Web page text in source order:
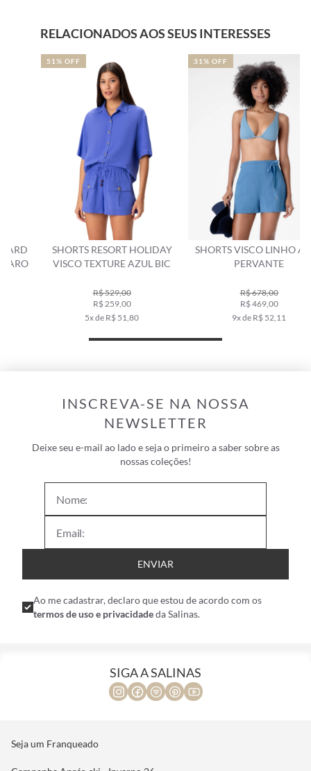
RELACIONADOS AOS SEUS INTERESSES
SHORTS RESORT HOLIDAY
VISCO TEXTURE AZUL BIC
R$ 529,00
R$ 259,00
5x de R$ 51,80
51% OFF
SHORTS VISCO LINHO AZUL
PERVANTE
R$ 678,00
R$ 469,00
9x de R$ 52,11
31% OFF
INSCREVA-SE NA NOSSA
NEWSLETTER
Deixe seu e-mail ao lado e seja o primeiro a saber sobre as
nossas coleções!
ENVIAR
Ao me cadastrar, declaro que estou de acordo com os
termos de uso e privacidadeda Salinas.
SIGA A SALINAS
Seja um Franqueado